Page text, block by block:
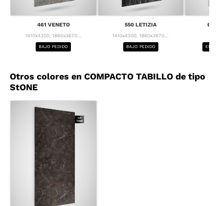
461 VENETO
1410x4300, 1860x3670...
BAJO PEDIDO
550 LETIZIA
1410x4300, 1860x3670...
BAJO PEDIDO
637
Otros colores en COMPACTO TABILLO de tipo
StONE